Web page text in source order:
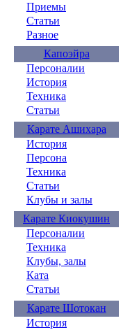
Приемы
Статьи
Разное
Капоэйра
Персоналии
История
Техника
Статьи
Карате Ашихара
История
Персона
Техника
Статьи
Клубы и залы
Карате Киокушин
Персоналии
Техника
Клубы, залы
Ката
Статьи
Карате Шотокан
История